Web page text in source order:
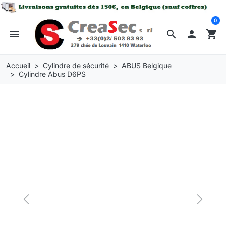
search
menu  shopping_cart
0
Accueil Cylindre de sécurité
ABUS Belgique
Cylindre Abus D6PS
Previous Next